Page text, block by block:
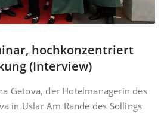
hochkonzentriert
(Interview)
Getova, der Hotelmanagerin des
in Uslar Am Rande des Sollings